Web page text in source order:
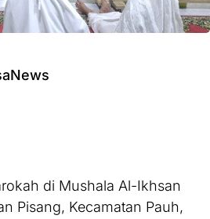
di Mushala Al-Ikhsan
Pisang, Kecamatan Pauh,